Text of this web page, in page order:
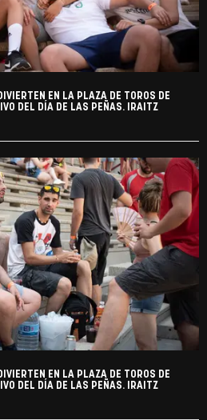
EN LA PLAZA DE TOROS DE
DEL DÍA DE LAS PEÑAS. IRAITZ
EN LA PLAZA DE TOROS DE
DEL DÍA DE LAS PEÑAS. IRAITZ